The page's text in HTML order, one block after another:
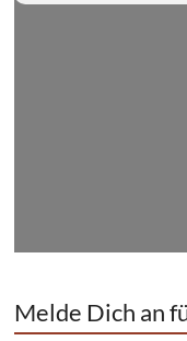
Melde Dich an